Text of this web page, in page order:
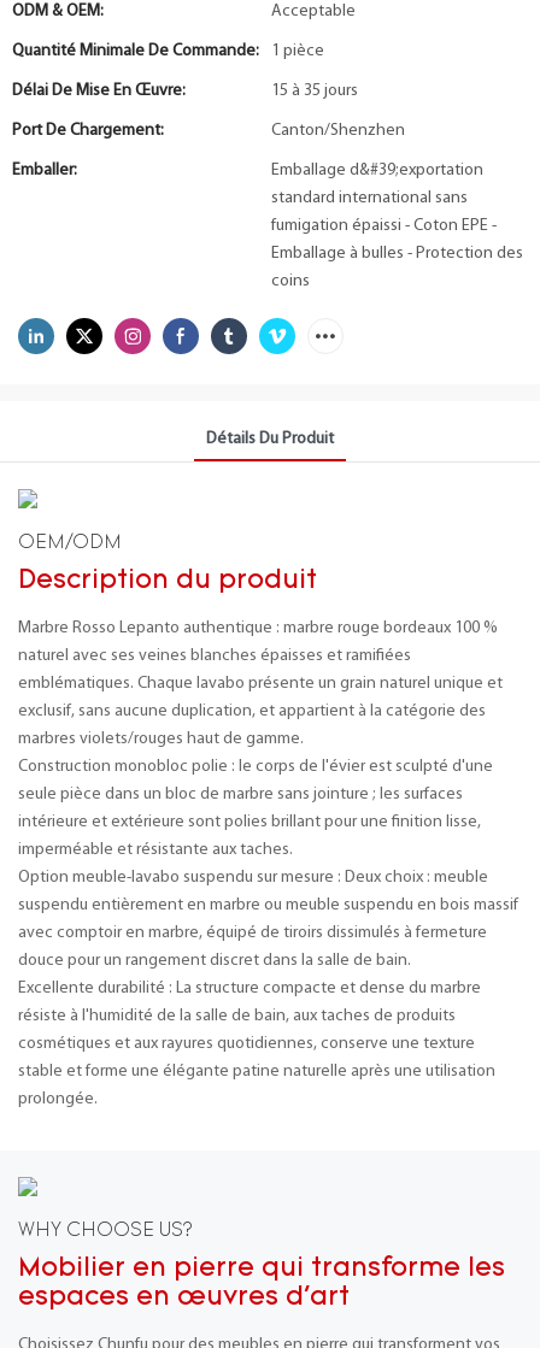
ODM & OEM: Acceptable
Quantité Minimale De Commande: 1 pièce
Délai De Mise En Œuvre: 15 à 35 jours
Port De Chargement: Canton/Shenzhen
Emballer:
Emballage d&#39;exportation
standard international sans
fumigation épaissi - Coton EPE -
Emballage à bulles - Protection des
coins
Détails Du Produit
OEM/ODM
Description du produit
Marbre Rosso Lepanto authentique : marbre rouge bordeaux 100 %
naturel avec ses veines blanches épaisses et ramifiées
emblématiques. Chaque lavabo présente un grain naturel unique et
exclusif, sans aucune duplication, et appartient à la catégorie des
marbres violets/rouges haut de gamme.
Construction monobloc polie : le corps de l'évier est sculpté d'une
seule pièce dans un bloc de marbre sans jointure ; les surfaces
intérieure et extérieure sont polies brillant pour une finition lisse,
imperméable et résistante aux taches.
Option meuble-lavabo suspendu sur mesure : Deux choix : meuble
suspendu entièrement en marbre ou meuble suspendu en bois massif
avec comptoir en marbre, équipé de tiroirs dissimulés à fermeture
douce pour un rangement discret dans la salle de bain.
Excellente durabilité : La structure compacte et dense du marbre
résiste à l'humidité de la salle de bain, aux taches de produits
cosmétiques et aux rayures quotidiennes, conserve une texture
stable et forme une élégante patine naturelle après une utilisation
prolongée.
WHY CHOOSE US?
Mobilier en pierre qui transforme les
espaces en œuvres d'art